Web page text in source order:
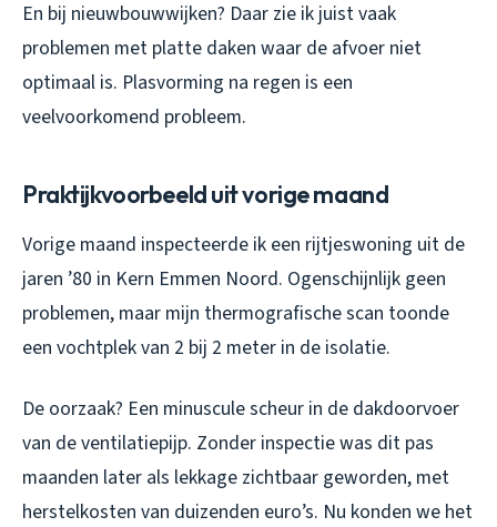
En bij nieuwbouwwijken? Daar zie ik juist vaak
problemen met platte daken waar de afvoer niet
optimaal is. Plasvorming na regen is een
veelvoorkomend probleem.
Praktijkvoorbeeld uit vorige maand
Vorige maand inspecteerde ik een rijtjeswoning uit de
jaren ’80 in Kern Emmen Noord. Ogenschijnlijk geen
problemen, maar mijn thermografische scan toonde
een vochtplek van 2 bij 2 meter in de isolatie.
De oorzaak? Een minuscule scheur in de dakdoorvoer
van de ventilatiepijp. Zonder inspectie was dit pas
maanden later als lekkage zichtbaar geworden, met
herstelkosten van duizenden euro’s. Nu konden we het